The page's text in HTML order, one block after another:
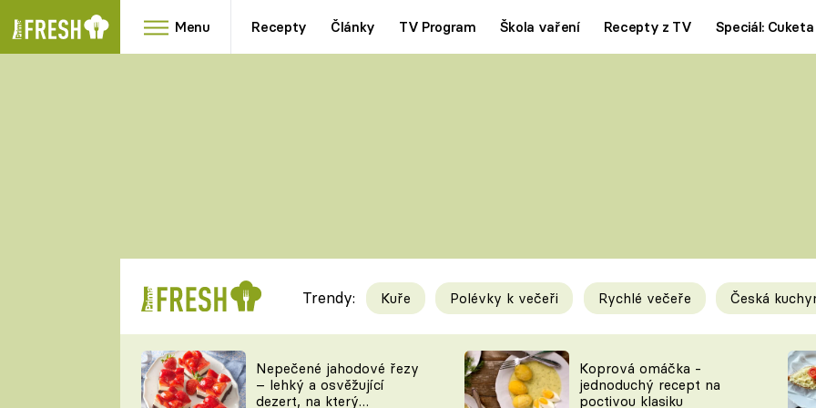
Menu Recepty Články TV Program Škola vaření Recepty z TV Speciál: Cuketa
RYCHLOVKY
Videorecepty
TEĎ VAŘÍ ŠÉF!
Tipy a triky
KAM ZA JÍDLEM
Trendy: Kuře Polévky k večeři Rychlé večeře Česká
Nepečené jahodové řezy
– lehký a osvěžující
dezert, na který
Koprová omáčka -
jednoduchý recept na
poctivou klasiku